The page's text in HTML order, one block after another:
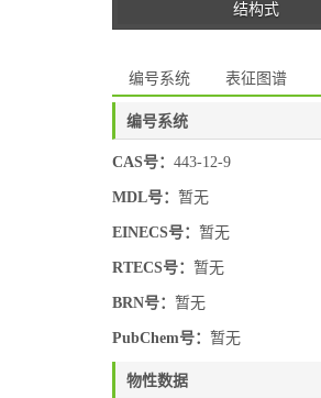
结构式
编号系统 表征图谱
编号系统
CAS号： 443-12-9
MDL号： 暂无
EINECS号： 暂无
RTECS号： 暂无
BRN号： 暂无
PubChem号： 暂无
物性数据